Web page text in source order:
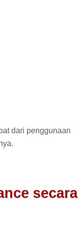
dari penggunaan
secara